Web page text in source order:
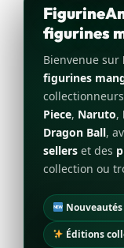
figurines
Bienvenue sur
figurines
Piece, Naruto,
Dragon Ball,
sellers et des
collection ou
Éditions